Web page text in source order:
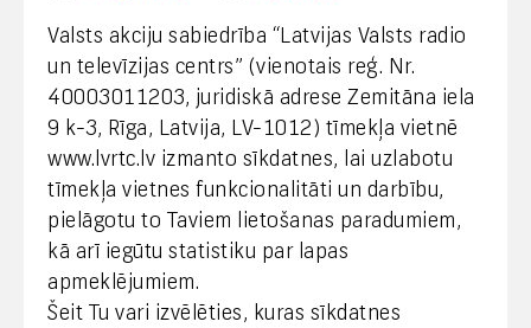
Valsts akciju sabiedrība “Latvijas Valsts radio
un televīzijas centrs” (vienotais reģ. Nr.
40003011203, juridiskā adrese Zemitāna iela
9 k-3, Rīga, Latvija, LV-1012) tīmekļa vietnē
www.lvrtc.lv izmanto sīkdatnes, lai uzlabotu
tīmekļa vietnes funkcionalitāti un darbību,
pielāgotu to Taviem lietošanas paradumiem,
kā arī iegūtu statistiku par lapas
apmeklējumiem.
Šeit Tu vari izvēlēties, kuras sīkdatnes
Klientu apkalpošana
+371 67108787
Medijiem
+371 29665001